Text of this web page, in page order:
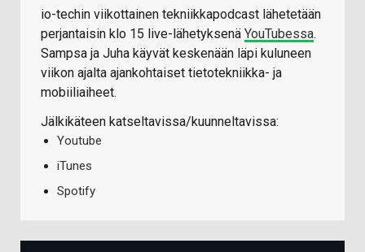
io-techin viikottainen tekniikkapodcast lähetetään
perjantaisin klo 15 live-lähetyksenä YouTubessa.
Sampsa ja Juha käyvät keskenään läpi kuluneen
viikon ajalta ajankohtaiset tietotekniikka- ja
mobiiliaiheet.
Jälkikäteen katseltavissa/kuunneltavissa:
Youtube
iTunes
Spotify